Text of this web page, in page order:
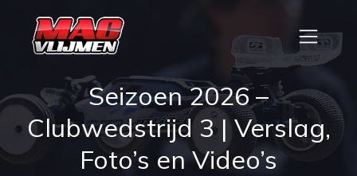
Seizoen 2026 –
Clubwedstrijd 3 | Verslag,
Foto’s en Video’s